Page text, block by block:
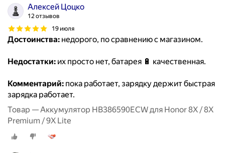
Алексей Цоцко
12 отзывов
19 июля
Достоинства: недорого, по сравнению с магазином.
Недостатки: их просто нет, батарея 🔋 качественная.
Комментарий: пока работает, зарядку держит быстрая
зарядка работает.
Товар — Аккумулятор HB386590ECW для Honor 8X / 8X
Premium / 9X Lite